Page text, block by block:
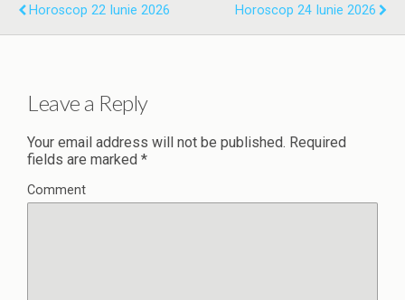
Horoscop 22 Iunie 2026
Horoscop 24 Iunie 2026
Leave a Reply
Your email address will not be published. Required
fields are marked *
Comment